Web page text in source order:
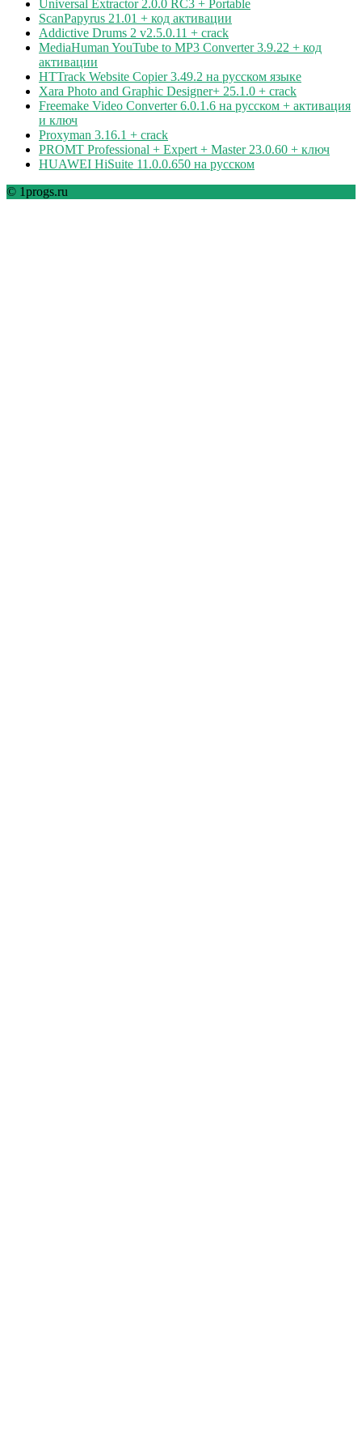
Universal Extractor 2.0.0 RC3 + Portable
ScanPapyrus 21.01 + код активации
Addictive Drums 2 v2.5.0.11 + crack
MediaHuman YouTube to MP3 Converter 3.9.22 + код
активации
HTTrack Website Copier 3.49.2 на русском языке
Xara Photo and Graphic Designer+ 25.1.0 + crack
Freemake Video Converter 6.0.1.6 на русском + активация
и ключ
Proxyman 3.16.1 + crack
PROMT Professional + Expert + Master 23.0.60 + ключ
HUAWEI HiSuite 11.0.0.650 на русском
© 1progs.ru